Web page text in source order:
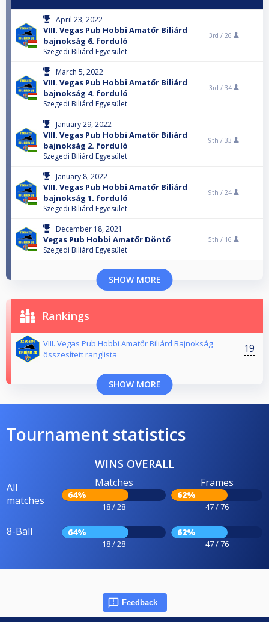
April 23, 2022
VIII. Vegas Pub Hobbi Amatőr Biliárd
bajnokság 6. forduló
Szegedi Biliárd Egyesület
3rd / 26
March 5, 2022
VIII. Vegas Pub Hobbi Amatőr Biliárd
bajnokság 4. forduló
Szegedi Biliárd Egyesület
3rd / 34
January 29, 2022
VIII. Vegas Pub Hobbi Amatőr Biliárd
bajnokság 2. forduló
Szegedi Biliárd Egyesület
9th / 33
January 8, 2022
VIII. Vegas Pub Hobbi Amatőr Biliárd
bajnokság 1. forduló
Szegedi Biliárd Egyesület
9th / 24
December 18, 2021
Vegas Pub Hobbi Amatőr Döntő
Szegedi Biliárd Egyesület
5th / 16
SHOW MORE
Rankings
VIII. Vegas Pub Hobbi Amatőr Biliárd Bajnokság
összesített ranglista
19
SHOW MORE
Tournament statistics
WINS OVERALL
All
matches
Matches
64%
18 / 28
Frames
62%
47 / 76
8-Ball 64%
18 / 28
62%
47 / 76
Feedback